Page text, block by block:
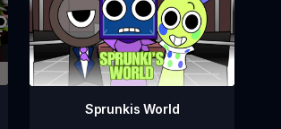
Sprunkis World